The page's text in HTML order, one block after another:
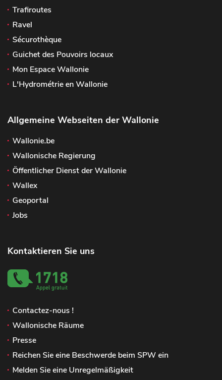
Trafiroutes
Ravel
Sécurothèque
Guichet des Pouvoirs locaux
Mon Espace Wallonie
L'Hydrométrie en Wallonie
Allgemeine Webseiten der Wallonie
Wallonie.be
Wallonische Regierung
Öffentlicher Dienst der Wallonie
Wallex
Geoportal
Jobs
Kontaktieren Sie uns
Contactez-nous !
Wallonische Räume
Presse
Reichen Sie eine Beschwerde beim SPW ein
Melden Sie eine Unregelmäßigkeit